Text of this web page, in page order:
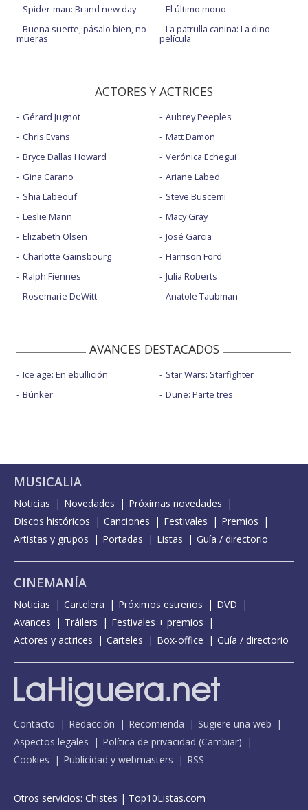
Spider-man: Brand new day
Buena suerte, pásalo bien, no
mueras
El último mono
La patrulla canina: La dino
película
ACTORES Y ACTRICES
Gérard Jugnot
Chris Evans
Bryce Dallas Howard
Gina Carano
Shia Labeouf
Leslie Mann
Elizabeth Olsen
Charlotte Gainsbourg
Ralph Fiennes
Rosemarie DeWitt
Aubrey Peeples
Matt Damon
Verónica Echegui
Ariane Labed
Steve Buscemi
Macy Gray
José Garcia
Harrison Ford
Julia Roberts
Anatole Taubman
AVANCES DESTACADOS
Ice age: En ebullición
Búnker
Star Wars: Starfighter
Dune: Parte tres
MUSICALIA
Noticias Novedades
Próximas novedades
Discos históricos
Canciones Festivales
Premios
Artistas y grupos
Portadas Listas Guía / directorio
CINEMANÍA
Noticias Cartelera Próximos estrenos
DVD
Avances
Tráilers
Festivales + premios
Actores y actrices
Carteles Box-office Guía / directorio
Contacto Redacción Recomienda
Sugiere una web
Aspectos legales
Política de privacidad (Cambiar)
Cookies
Publicidad y webmasters RSS
Otros servicios: Chistes | Top10Listas.com